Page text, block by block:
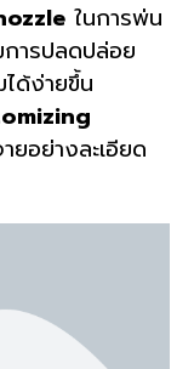
ในการพ่น
การปลดปล่อย
ด้ง่ายขึ้น
ยอย่างละเอียด